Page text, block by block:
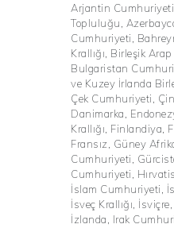
Arjantin
Topluluğu,
Cumhuriyeti,
Krallığı, Birleşik
Bulgaristan
ve Kuzey İrlanda
Çek Cumhuriyeti,
Danimarka,
Krallığı, Finlandiya,
Fransız, Güney
Cumhuriyeti,
Cumhuriyeti,
İslam Cumhuriyeti,
İsveç Krallığı,
İzlanda, Irak